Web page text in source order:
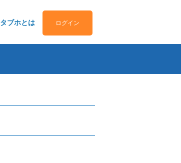
タブホとは ログイン